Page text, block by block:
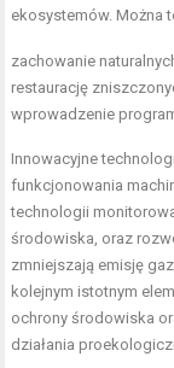
ekosystemów. Można
zachowanie
restaurację
wprowadzenie
Innowacyjne
funkcjonowania
technologii
środowiska, oraz
zmniejszają emisję
kolejnym istotnym
ochrony środowiska
działania